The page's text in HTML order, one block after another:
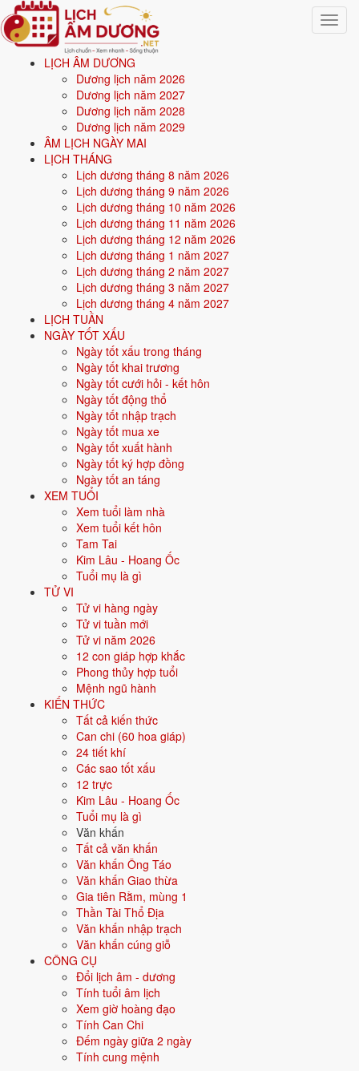
Toggle
LỊCH ÂM DƯƠNG
Dương lịch năm 2026
Dương lịch năm 2027
Dương lịch năm 2028
Dương lịch năm 2029
ÂM LỊCH NGÀY MAI
LỊCH THÁNG
Lịch dương tháng 8 năm 2026
Lịch dương tháng 9 năm 2026
Lịch dương tháng 10 năm 2026
Lịch dương tháng 11 năm 2026
Lịch dương tháng 12 năm 2026
Lịch dương tháng 1 năm 2027
Lịch dương tháng 2 năm 2027
Lịch dương tháng 3 năm 2027
Lịch dương tháng 4 năm 2027
LỊCH TUẦN
NGÀY TỐT XẤU
Ngày tốt xấu trong tháng
Ngày tốt khai trương
Ngày tốt cưới hỏi - kết hôn
Ngày tốt động thổ
Ngày tốt nhập trạch
Ngày tốt mua xe
Ngày tốt xuất hành
Ngày tốt ký hợp đồng
Ngày tốt an táng
XEM TUỔI
Xem tuổi làm nhà
Xem tuổi kết hôn
Tam Tai
Kim Lâu - Hoang Ốc
Tuổi mụ là gì
TỬ VI
Tử vi hàng ngày
Tử vi tuần mới
Tử vi năm 2026
12 con giáp hợp khắc
Phong thủy hợp tuổi
Mệnh ngũ hành
KIẾN THỨC
Tất cả kiến thức
Can chi (60 hoa giáp)
24 tiết khí
Các sao tốt xấu
12 trực
Kim Lâu - Hoang Ốc
Tuổi mụ là gì
Văn khấn
Tất cả văn khấn
Văn khấn Ông Táo
Văn khấn Giao thừa
Gia tiên Rằm, mùng 1
Thần Tài Thổ Địa
Văn khấn nhập trạch
Văn khấn cúng giỗ
CÔNG CỤ
Đổi lịch âm - dương
Tính tuổi âm lịch
Xem giờ hoàng đạo
Tính Can Chi
Đếm ngày giữa 2 ngày
Tính cung mệnh
Trang chủ
Xem ngày tốt xấu
Tháng 7/2030
Xem ngày tốt xấu tháng 7
năm 2030
ngày tốt - ngày xấu tháng 7/2030
cưới hỏi, khai trương, động thổ, nhập trạch, xuất hành, ký hợp đồng,
mua xe, an táng. Mỗi ngày được chấm điểm tổng hợp từ
12 Trực, 28 Nhị Thập Bát Túvà ngày cấm kỵ; ngày điểm cao mới
được xếp vào danh sách ngày tốt cho từng việc. Có thể chọn xem theo
tháng bất kỳ, hoặc xem ngày tốt xấu theo tuổi
sinh để lọc ngày hợp tuổi gia chủ.
1/7/2030đến31/7/2030
(31 ngày), mỗi việc có số ngày đẹp
khác nhau.
Cưới hỏi: 12 ngày tốt ·Khai trương: 13 ngày tốt ·
14 ngày tốt ·Nhập trạch: 12 ngày tốt ·
Ký hợp đồng: 13 ngày tốt ·Mua xe
Bấm vào từng ngày để xem chi tiết giờ hoàng đạo, sao, trực,
việc nên - nên tránh.
Xem ngày tốt xấu theo tháng và
theo tuổi
31 ngày
Ngày sinh gia chủ (xem ngày hợp tuổi)
Xem
Chọn một tháng bất kỳ để xem ngày tốt - ngày xấu, hoặc nhập ngày
sinh để biết ngày nào hợp tuổi gia chủ.
Ngày tốt tháng 7/2030 theo từng
Mỗi việc dưới đây được xếp hạng ngày đẹp riêng theo tiêu chí phù
hợp; bấm vào thẻ để xem ngày tốt nhất và ngày nên tránh cho từng
Cưới hỏi
Trong tháng 7/2030 có 12 ngày tốt cho cưới hỏi. Tốt nhất: 3/7, 7/7, 15/7.
✅ NGÀY ĐẸP NHẤT
T4 ·Kỷ Hợi· 3/6 âm
CN ·Quý Mão· 7/6 âm
T2 ·Tân Hợi· 15/6 âm
CN ·Đinh Tỵ· 21/6 âm
T7 ·Quý Hợi· 27/6 âm